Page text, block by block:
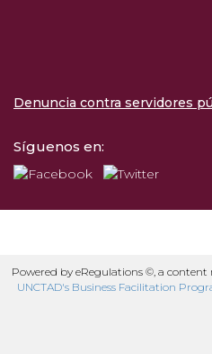
Denuncia contra servidores
Síguenos en:
Powered by eRegulations ©, a
UNCTAD's Business Facilitation